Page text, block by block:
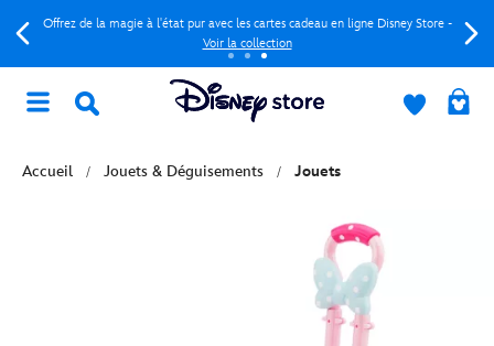
Offrez de la magie à l'état pur avec les cartes cadeau en ligne Disney Store -
Voir la collection
Accueil Jouets & Déguisements Jouets